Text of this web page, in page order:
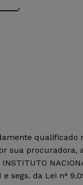
qualificado
sua procuradora,
e segs. da Lei n°